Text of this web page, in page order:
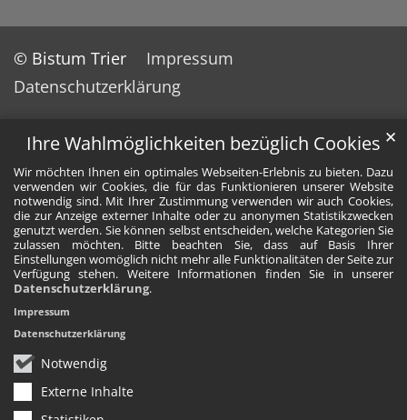
Ihre Wahlmöglichkeiten bezüglich Cookies
Wir möchten Ihnen ein optimales Webseiten-Erlebnis zu bieten. Dazu
verwenden wir Cookies, die für das Funktionieren unserer Website
notwendig sind. Mit Ihrer Zustimmung verwenden wir auch Cookies,
die zur Anzeige externer Inhalte oder zu anonymen Statistikzwecken
genutzt werden. Sie können selbst entscheiden, welche Kategorien Sie
zulassen möchten. Bitte beachten Sie, dass auf Basis Ihrer
Einstellungen womöglich nicht mehr alle Funktionalitäten der Seite zur
Verfügung stehen. Weitere Informationen finden Sie in unserer
Datenschutzerklärung.
Notwendig
Externe Inhalte
✕
Impressum
Datenschutzerklärung
© Bistum Trier
Impressum
Datenschutzerklärung